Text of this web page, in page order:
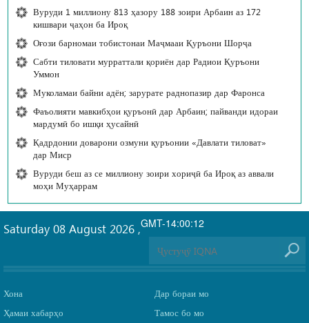
Вуруди 1 миллиону 813 ҳазору 188 зоири Арбаин аз 172
кишвари ҷаҳон ба Ироқ
Оғози барномаи тобистонаи Маҷмааи Қуръони Шорҷа
Сабти тиловати мурраттали қориён дар Радиои Қуръони
Уммон
Муколамаи байни адён; зарурате раднопазир дар Фаронса
Фаъолияти мавкибҳои қуръонӣ дар Арбаин; пайванди идораи
мардумӣ бо ишқи ҳусайнӣ
Қадрдонии доварони озмуни қуръонии «Давлати тиловат»
дар Миср
Вуруди беш аз се миллиону зоири хориҷӣ ба Ироқ аз аввали
моҳи Муҳаррам
GMT-14:00:12
Saturday 08 August 2026 ,
Хона
Ҳамаи хабарҳо
Дар бораи мо
Тамос бо мо